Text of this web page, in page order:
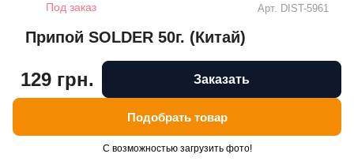
Под заказ Арт. DIST-5961
Припой SOLDER 50г. (Китай)
129 грн. Заказать
Подобрать товар
С возможностью загрузить фото!